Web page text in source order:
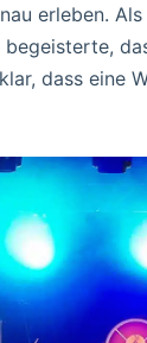
erleben. Als
dass eine